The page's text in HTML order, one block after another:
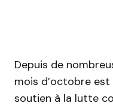
Depuis de
mois d’octobre
soutien à la lutte